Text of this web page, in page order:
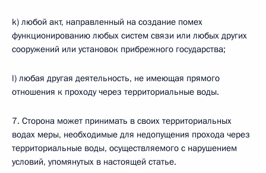
k) любой акт, направленный на создание помех
функционированию любых систем связи или любых других
сооружений или установок прибрежного государства;
l) любая другая деятельность, не имеющая прямого
отношения к проходу через территориальные воды.
7. Сторона может принимать в своих территориальных
водах меры, необходимые для недопущения прохода через
территориальные воды, осуществляемого с нарушением
условий, упомянутых в настоящей статье.